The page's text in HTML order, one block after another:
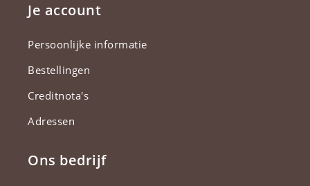
Je account
Persoonlijke informatie
Bestellingen
Creditnota's
Adressen
Ons bedrijf